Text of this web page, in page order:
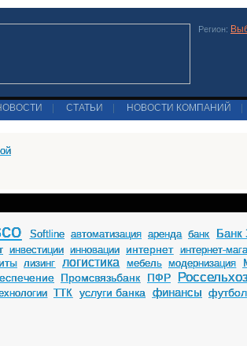
Регион:
СТАТЬИ НОВОСТИ КОМПАНИЙ
Softline автоматизация аренда банк
Банк
инвестиции инновации интернет интернет-
лизинг логистика мебель модернизация
Промсвязьбанк ПФР
ТТК услуги банка финансы футбол